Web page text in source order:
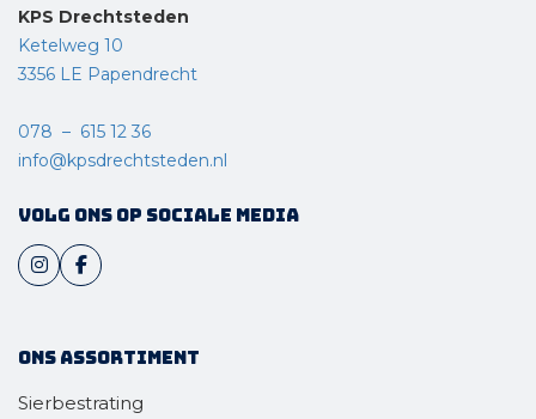
KPS Drechtsteden
Ketelweg 10
3356 LE Papendrecht
078 – 615 12 36
info@kpsdrechtsteden.nl
Volg ons op sociale media
Ons assortiment
Sierbestrating